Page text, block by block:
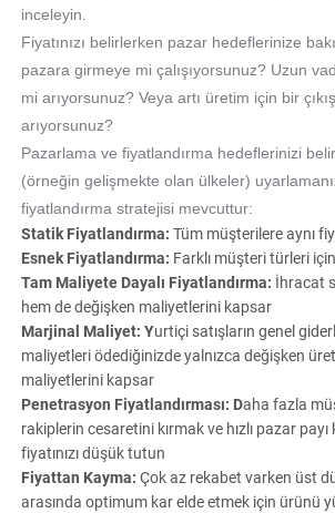
inceleyin.
Fiyatınızı belirlerken pazar hedeflerinize
pazara girmeye mi çalışıyorsunuz? Uzun
mi arıyorsunuz? Veya artı üretim için bir
arıyorsunuz?
Pazarlama ve fiyatlandırma hedeflerinizi
(örneğin gelişmekte olan ülkeler)
fiyatlandırma stratejisi mevcuttur:
Statik Fiyatlandırma: Tüm müşterilere aynı
Esnek Fiyatlandırma: Farklı müşteri türleri
Tam Maliyete Dayalı Fiyatlandırma: İhracat
hem de değişken maliyetlerini kapsar
Marjinal Maliyet: Yurtiçi satışların genel
maliyetleri ödediğinizde yalnızca değişken
maliyetlerini kapsar
Penetrasyon Fiyatlandırması: Daha fazla
rakiplerin cesaretini kırmak ve hızlı pazar
fiyatınızı düşük tutun
Fiyattan Kayma: Çok az rekabet varken üst
arasında optimum kar elde etmek için ürünü